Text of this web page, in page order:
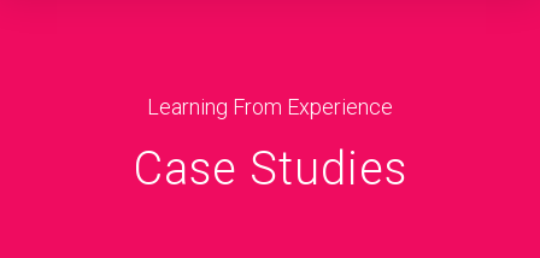
Learning From Experience
Case Studies